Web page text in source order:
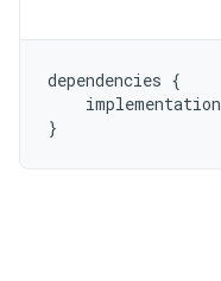
dependencies {
implementation
}